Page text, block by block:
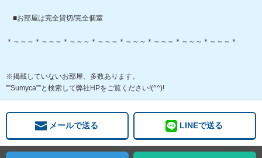
■お部屋は完全貸切/完全個室
＊～～～＊～～～＊～～～＊～～～＊～～～＊～～～＊～～～＊～～～＊
※掲載していないお部屋、多数あります。
””Sumyca””と検索して弊社HPをご覧ください!(^^)!
メールで送る LINEで送る